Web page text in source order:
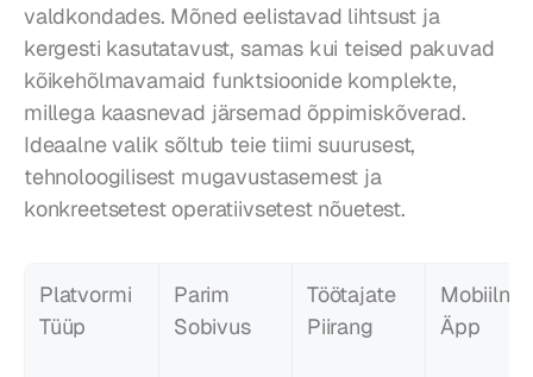
valdkondades. Mõned eelistavad lihtsust ja
kergesti kasutatavust, samas kui teised pakuvad
kõikehõlmavamaid funktsioonide komplekte,
millega kaasnevad järsemad õppimiskõverad.
Ideaalne valik sõltub teie tiimi suurusest,
tehnoloogilisest mugavustasemest ja
konkreetsetest operatiivsetest nõuetest.
Platvormi
Tüüp
Parim
Sobivus
Töötajate
Piirang
Mobiilne
Äpp